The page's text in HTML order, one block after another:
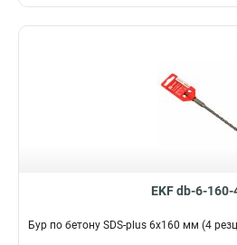
EKF db-6-160-
Бур по бетону SDS-plus 6х160 мм (4